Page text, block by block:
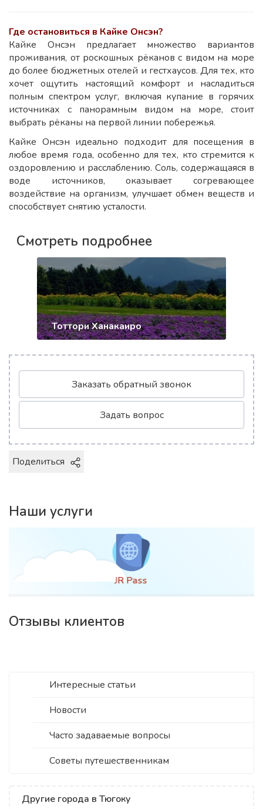
Интересные статьи
Новости
Часто задаваемые вопросы
Советы путешественникам
Другие города в Тюгоку
Где остановиться в Кайке Онсэн?
Кайке Онсэн предлагает множество вариантов
проживания, от роскошных рёканов с видом на море
до более бюджетных отелей и гестхаусов. Для тех, кто
хочет ощутить настоящий комфорт и насладиться
полным спектром услуг, включая купание в горячих
источниках с панорамным видом на море, стоит
выбрать рёканы на первой линии побережья.
Кайке Онсэн идеально подходит для посещения в
любое время года, особенно для тех, кто стремится к
оздоровлению и расслаблению. Соль, содержащаяся в
воде источников, оказывает согревающее
воздействие на организм, улучшает обмен веществ и
способствует снятию усталости.
Смотреть подробнее
Тоттори Ханакаиро
Заказать обратный звонок
Задать вопрос
Поделиться
Наши услуги
Отзывы клиентов